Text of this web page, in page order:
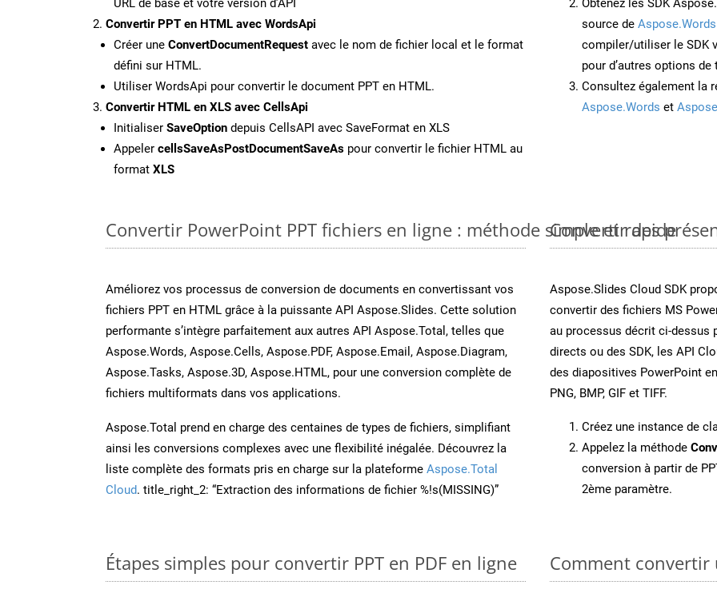
Convertir PPT en HTML avec WordsApi
Créer une ConvertDocumentRequest avec le nom de fichier local et le format
défini sur HTML.
Utiliser WordsApi pour convertir le document PPT en HTML.
Convertir HTML en XLS avec CellsApi
Initialiser SaveOption depuis CellsAPI avec SaveFormat en XLS
Appeler cellsSaveAsPostDocumentSaveAs pour convertir le fichier HTML au
format XLS
source de
compiler/utiliser le SDK
pour d’autres options de
Consultez également la
Aspose.Words et
Convertir PowerPoint PPT fichiers en ligne : méthode simple et rapide
Améliorez vos processus de conversion de documents en convertissant vos
fichiers PPT en HTML grâce à la puissante API Aspose.Slides. Cette solution
performante s’intègre parfaitement aux autres API Aspose.Total, telles que
Aspose.Words, Aspose.Cells, Aspose.PDF, Aspose.Email, Aspose.Diagram,
Aspose.Tasks, Aspose.3D, Aspose.HTML, pour une conversion complète de
fichiers multiformats dans vos applications.
Aspose.Total prend en charge des centaines de types de fichiers, simplifiant
ainsi les conversions complexes avec une flexibilité inégalée. Découvrez la
liste complète des formats pris en charge sur la plateforme Aspose.Total
Cloud. title_right_2: “Extraction des informations de fichier %!s(MISSING)”
Convertir des
Aspose.Slides Cloud SDK
convertir des fichiers MS
au processus décrit ci-dessus
directs ou des SDK, les API
des diapositives PowerPoint
PNG, BMP, GIF et TIFF.
Créez une instance de
Appelez la méthode
conversion à partir de
2ème paramètre.
Étapes simples pour convertir PPT en PDF en ligne Comment convertir